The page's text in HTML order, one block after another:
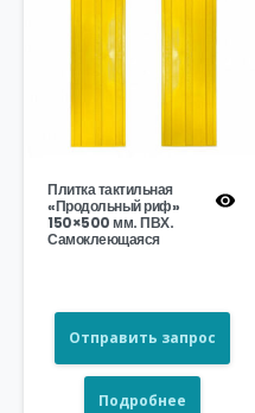
Плитка тактильная
«Продольный риф»
150×500 мм. ПВХ.
Самоклеющаяся
Отправить запрос
Подробнее